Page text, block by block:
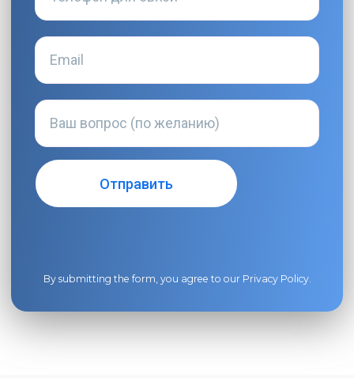
By submitting the form, you agree to our Privacy Policy.